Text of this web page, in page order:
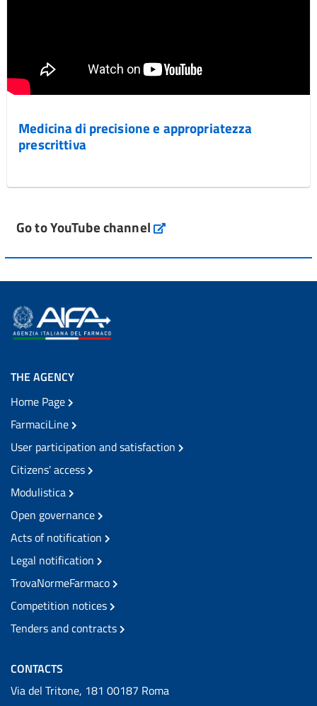
Medicina di precisione e appropriatezza
prescrittiva
Go to YouTube channel
THE AGENCY
Home Page
FarmaciLine
User participation and satisfaction
Citizens' access
Modulistica
Open governance
Acts of notification
Legal notification
TrovaNormeFarmaco
Competition notices
Tenders and contracts
CONTACTS
Via del Tritone, 181 00187 Roma